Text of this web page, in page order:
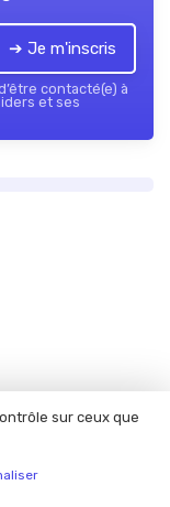
➔ Je m'inscris
contacté(e) à
et ses
sur ceux que